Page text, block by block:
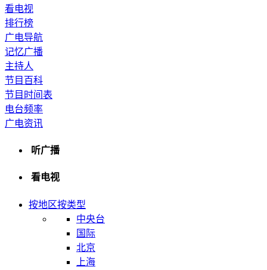
看电视
排行榜
广电导航
记忆广播
主持人
节目百科
节目时间表
电台频率
广电资讯
听广播
看电视
按地区按类型
中央台
国际
北京
上海